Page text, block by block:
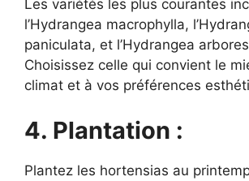
Les variétés les plus courantes
l’Hydrangea macrophylla,
paniculata, et l’Hydrangea
Choisissez celle qui convient le
climat et à vos préférences
4. Plantation :
Plantez les hortensias au